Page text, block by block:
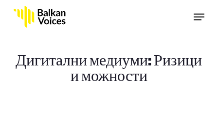
Skip
Menu
Дигитални медиуми: Ризици
и можности